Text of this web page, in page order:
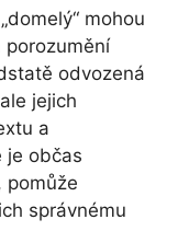
mohou
odvozená
jejich
a
je občas
pomůže
správnému